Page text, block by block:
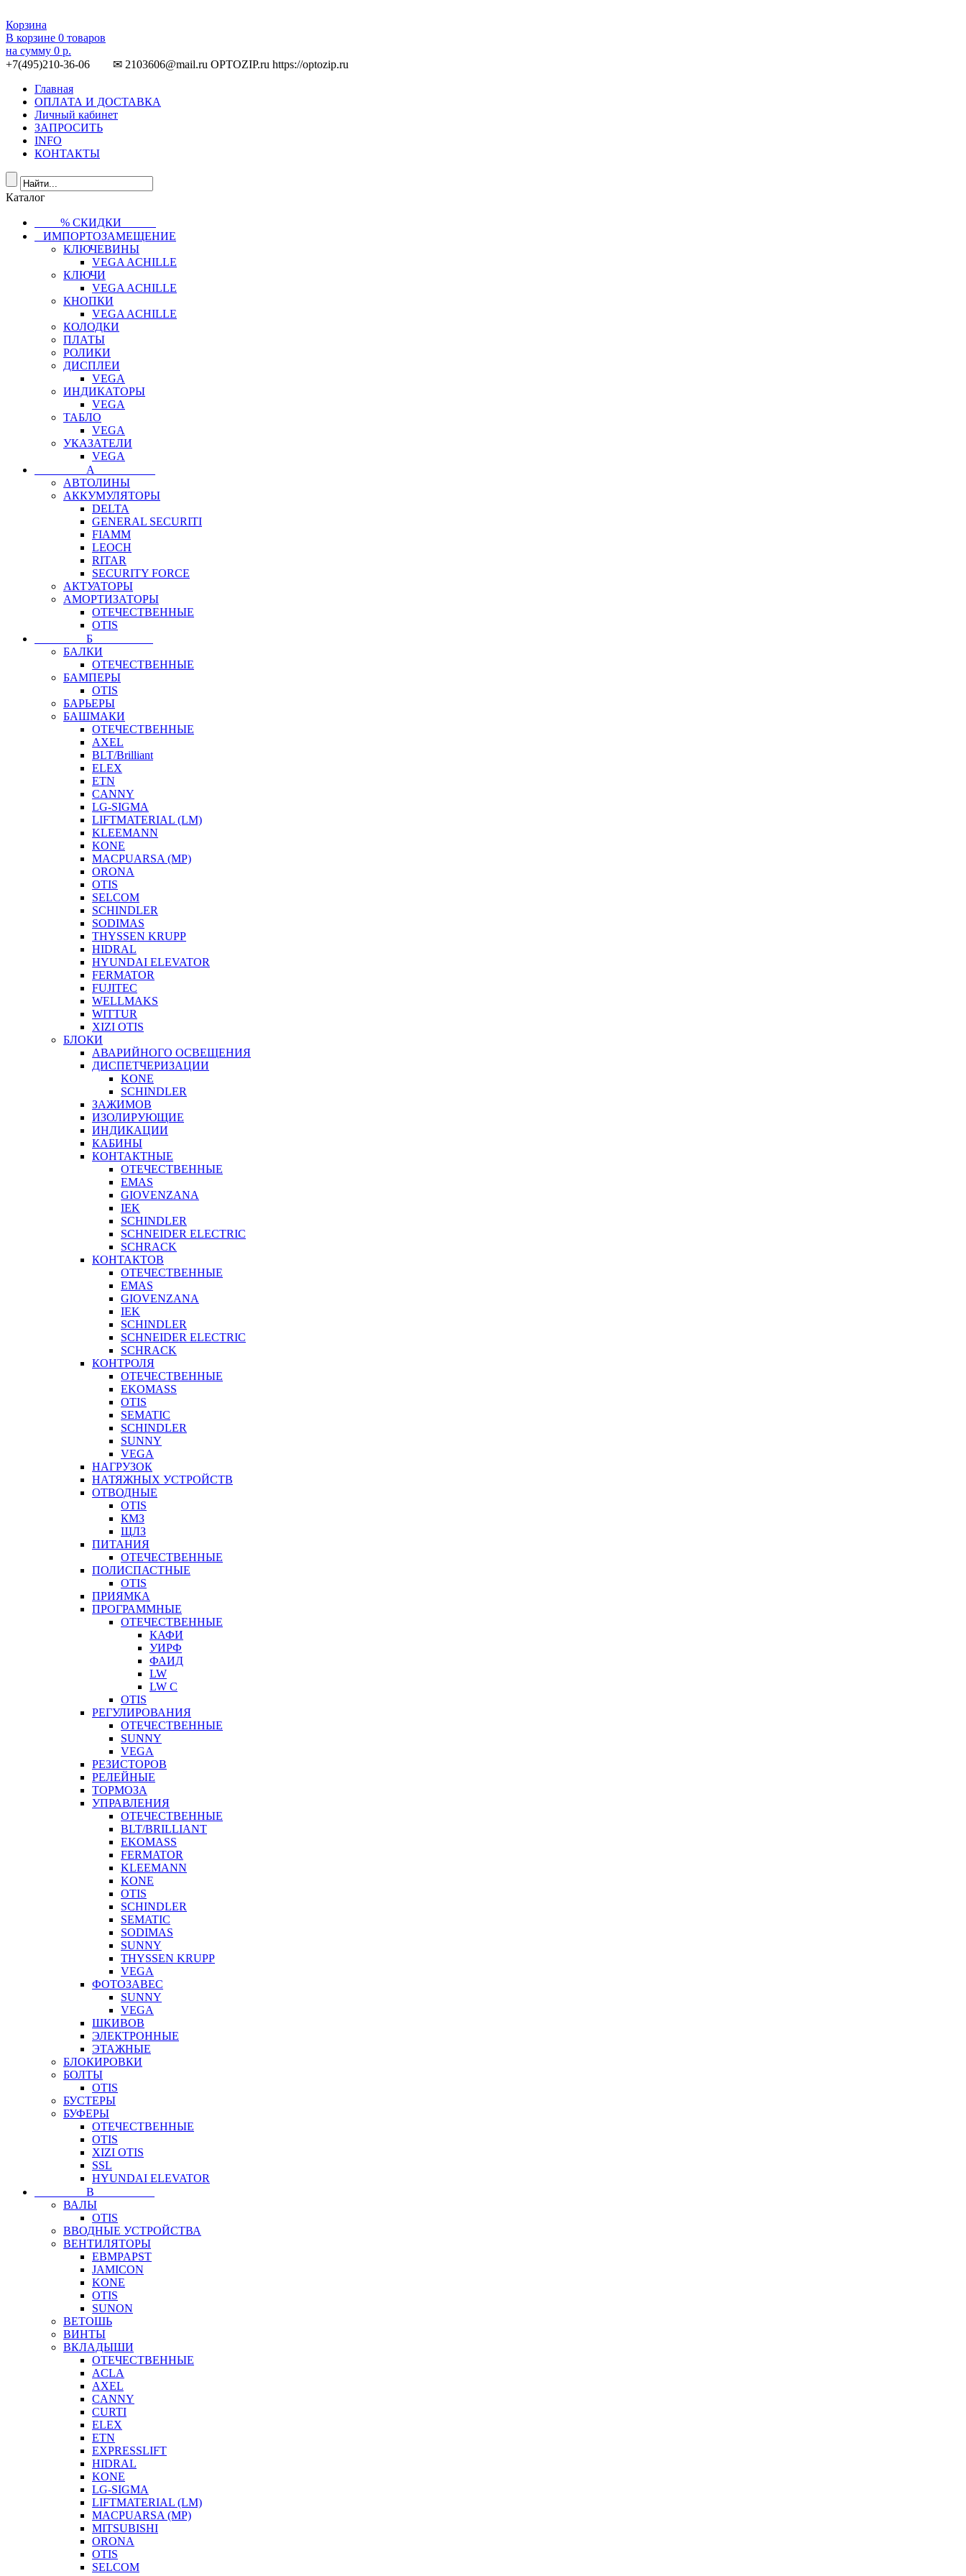
Корзина
В корзине 0 товаров
на сумму 0 р.
+7(495)210-36-06 ✉ 2103606@mail.ru OPTOZIP.ru https://optozip.ru
Главная
ОПЛАТА И ДОСТАВКА
Личный кабинет
ЗАПРОСИТЬ
INFO
КОНТАКТЫ
Каталог
⠀⠀⠀% СКИДКИ⠀⠀⠀⠀
⠀ИМПОРТОЗАМЕЩЕНИЕ
КЛЮЧЕВИНЫ
VEGA ACHILLE
КЛЮЧИ
VEGA ACHILLE
КНОПКИ
VEGA ACHILLE
КОЛОДКИ
ПЛАТЫ
РОЛИКИ
ДИСПЛЕИ
VEGA
ИНДИКАТОРЫ
VEGA
ТАБЛО
VEGA
УКАЗАТЕЛИ
VEGA
⠀⠀⠀⠀⠀⠀А⠀⠀⠀⠀⠀⠀⠀
АВТОЛИНЫ
АККУМУЛЯТОРЫ
DELTA
GENERAL SECURITI
FIAMM
LEOCH
RITAR
SECURITY FORCE
АКТУАТОРЫ
АМОРТИЗАТОРЫ
ОТЕЧЕСТВЕННЫЕ
OTIS
⠀⠀⠀⠀⠀⠀Б⠀⠀⠀⠀⠀⠀⠀
БАЛКИ
ОТЕЧЕСТВЕННЫЕ
БАМПЕРЫ
OTIS
БАРЬЕРЫ
БАШМАКИ
ОТЕЧЕСТВЕННЫЕ
AXEL
BLT/Brilliant
ELEX
ETN
CANNY
LG-SIGMA
LIFTMATERIAL (LM)
KLEEMANN
KONE
MACPUARSA (MP)
ORONA
OTIS
SELCOM
SCHINDLER
SODIMAS
THYSSEN KRUPP
HIDRAL
HYUNDAI ELEVATOR
FERMATOR
FUJITEC
WELLMAKS
WITTUR
XIZI OTIS
БЛОКИ
АВАРИЙНОГО ОСВЕЩЕНИЯ
ДИСПЕТЧЕРИЗАЦИИ
KONE
SCHINDLER
ЗАЖИМОВ
ИЗОЛИРУЮЩИЕ
ИНДИКАЦИИ
КАБИНЫ
КОНТАКТНЫЕ
ОТЕЧЕСТВЕННЫЕ
EMAS
GIOVENZANA
IEK
SCHINDLER
SCHNEIDER ELECTRIC
SCHRACK
КОНТАКТОВ
ОТЕЧЕСТВЕННЫЕ
EMAS
GIOVENZANA
IEK
SCHINDLER
SCHNEIDER ELECTRIC
SCHRACK
КОНТРОЛЯ
ОТЕЧЕСТВЕННЫЕ
EKOMASS
OTIS
SEMATIC
SCHINDLER
SUNNY
VEGA
НАГРУЗОК
НАТЯЖНЫХ УСТРОЙСТВ
ОТВОДНЫЕ
OTIS
КМЗ
ЩЛЗ
ПИТАНИЯ
ОТЕЧЕСТВЕННЫЕ
ПОЛИСПАСТНЫЕ
OTIS
ПРИЯМКА
ПРОГРАММНЫЕ
ОТЕЧЕСТВЕННЫЕ
КАФИ
УИРФ
ФАИД
LW
LW C
OTIS
РЕГУЛИРОВАНИЯ
ОТЕЧЕСТВЕННЫЕ
SUNNY
VEGA
РЕЗИСТОРОВ
РЕЛЕЙНЫЕ
ТОРМОЗА
УПРАВЛЕНИЯ
ОТЕЧЕСТВЕННЫЕ
BLT/BRILLIANT
EKOMASS
FERMATOR
KLEEMANN
KONE
OTIS
SCHINDLER
SEMATIC
SODIMAS
SUNNY
THYSSEN KRUPP
VEGA
ФОТОЗАВЕС
SUNNY
VEGA
ШКИВОВ
ЭЛЕКТРОННЫЕ
ЭТАЖНЫЕ
БЛОКИРОВКИ
БОЛТЫ
OTIS
БУСТЕРЫ
БУФЕРЫ
ОТЕЧЕСТВЕННЫЕ
OTIS
XIZI OTIS
SSL
HYUNDAI ELEVATOR
⠀⠀⠀⠀⠀⠀В⠀⠀⠀⠀⠀⠀⠀
ВАЛЫ
OTIS
ВВОДНЫЕ УСТРОЙСТВА
ВЕНТИЛЯТОРЫ
EBMPAPST
JAMICON
KONE
OTIS
SUNON
ВЕТОШЬ
ВИНТЫ
ВКЛАДЫШИ
ОТЕЧЕСТВЕННЫЕ
ACLA
AXEL
CANNY
CURTI
ELEX
ETN
EXPRESSLIFT
HIDRAL
KONE
LG-SIGMA
LIFTMATERIAL (LM)
MACPUARSA (MP)
MITSUBISHI
ORONA
OTIS
SELCOM